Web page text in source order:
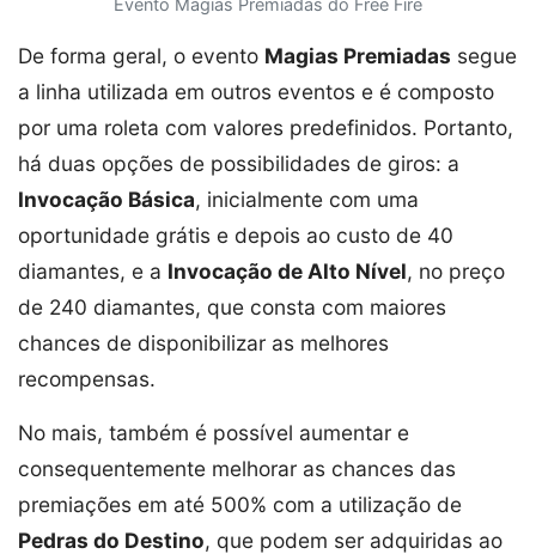
De forma geral, o evento Magias Premiadas segue
a linha utilizada em outros eventos e é composto
por uma roleta com valores predefinidos. Portanto,
há duas opções de possibilidades de giros: a
Invocação Básica, inicialmente com uma
oportunidade grátis e depois ao custo de 40
diamantes, e a Invocação de Alto Nível, no preço
de 240 diamantes, que consta com maiores
chances de disponibilizar as melhores
recompensas.
No mais, também é possível aumentar e
consequentemente melhorar as chances das
premiações em até 500% com a utilização de
Pedras do Destino, que podem ser adquiridas ao